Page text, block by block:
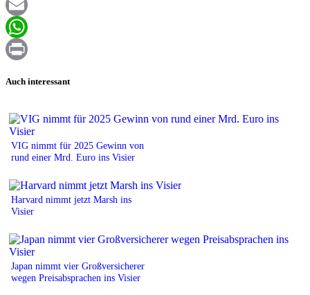
Facebook
Email
WhatsApp
Auch interessant
VIG nimmt für 2025 Gewinn von
rund einer Mrd. Euro ins Visier
Harvard nimmt jetzt Marsh ins
Visier
Japan nimmt vier Großversicherer
wegen Preisabsprachen ins Visier